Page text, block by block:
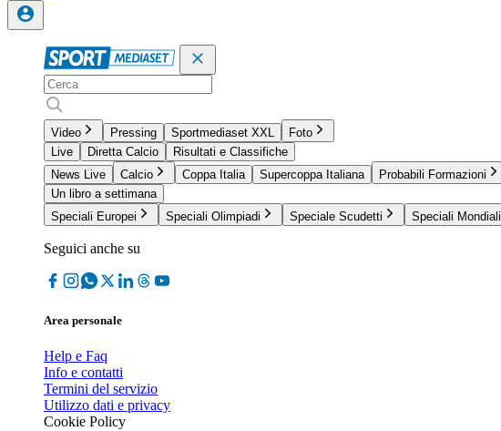
Video Pressing Sportmediaset XXL
Foto
Live
Diretta Calcio
Risultati e Classifiche
News Live
Calcio Coppa Italia Supercoppa Italiana Probabili Formazioni
Un libro a settimana
Speciali Europei
Speciali Olimpiadi Speciale Scudetti Speciali Mondiali
Seguici anche su
Area personale
Help e Faq
Info e contatti
Termini del servizio
Utilizzo dati e privacy
Cookie Policy